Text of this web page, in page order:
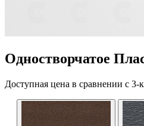
Одностворчатое
Доступная цена в сравнении с